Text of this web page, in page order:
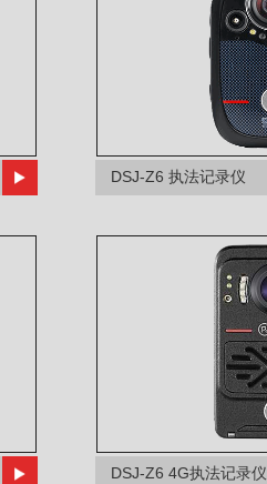
DSJ-Z6 执法记录仪
DSJ-Z6 4G执法记录仪